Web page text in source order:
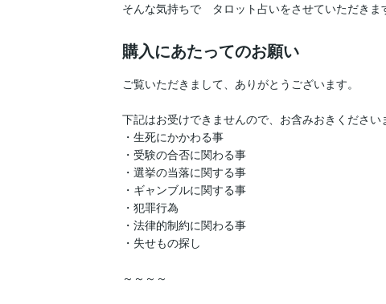
そんな気持ちで　タロット占いをさせていただきま
購入にあたってのお願い
ご覧いただきまして、ありがとうございます。
下記はお受けできませんので、お含みおきくださ
・生死にかかわる事
・受験の合否に関わる事
・選挙の当落に関する事
・ギャンブルに関する事
・犯罪行為
・法律的制約に関わる事
・失せもの探し
～～～～